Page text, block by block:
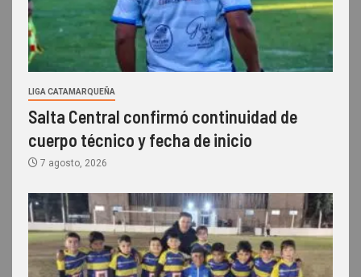
LIGA CATAMARQUEÑA
Salta Central confirmó continuidad de
cuerpo técnico y fecha de inicio
7 agosto, 2026